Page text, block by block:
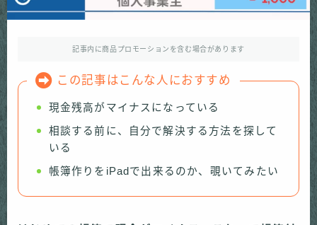
記事内に商品プロモーションを含む場合があります
この記事はこんな人におすすめ
現金残高がマイナスになっている
相談する前に、自分で解決する方法を探して
いる
帳簿作りをiPadで出来るのか、覗いてみたい